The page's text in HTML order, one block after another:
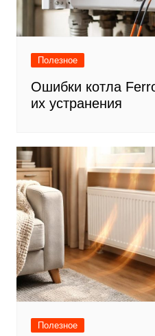
Полезное
Ошибки котла
их устранения
Полезное